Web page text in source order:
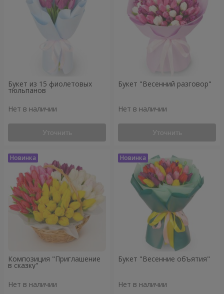
Букет из 15 фиолетовых
тюльпанов
Нет в наличии
Уточнить
Букет "Весенний разговор"
Нет в наличии
Уточнить
Композиция "Приглашение
в сказку"
Нет в наличии
Букет "Весенние объятия"
Нет в наличии